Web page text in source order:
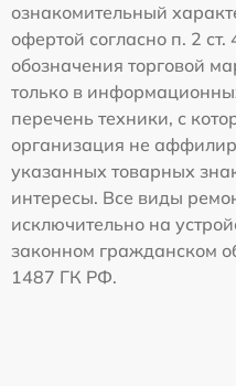
ознакомительный
офертой согласно п. 2
обозначения торговой
только в
перечень техники, с
организация не
указанных товарных
интересы. Все виды
исключительно на
законном гражданском
1487 ГК РФ.